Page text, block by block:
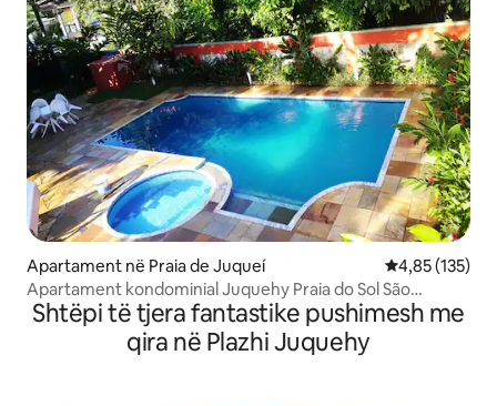
Apartament në Praia de Juqueí Vlerësimi
4,85 (135)
Apartament kondominial Juquehy Praia do Sol São
Sebastião
Shtëpi të tjera fantastike pushimesh me
qira në Plazhi Juquehy